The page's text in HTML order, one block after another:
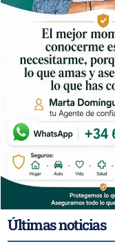
Últimas noticias